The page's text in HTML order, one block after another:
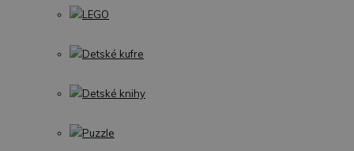
LEGO
Detské kufre
Detské knihy
Puzzle